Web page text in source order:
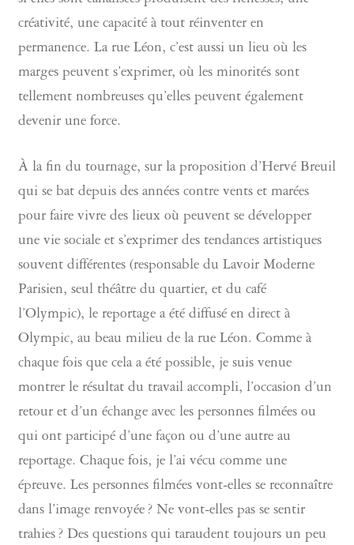
créativité, une capacité à tout réinventer en
permanence. La rue Léon, c’est aussi un lieu où les
marges peuvent s’exprimer, où les minorités sont
tellement nombreuses qu’elles peuvent également
devenir une force.
À la fin du tournage, sur la proposition d’Hervé Breuil
qui se bat depuis des années contre vents et marées
pour faire vivre des lieux où peuvent se développer
une vie sociale et s’exprimer des tendances artistiques
souvent différentes (responsable du Lavoir Moderne
Parisien, seul théâtre du quartier, et du café
l’Olympic), le reportage a été diffusé en direct à
Olympic, au beau milieu de la rue Léon. Comme à
chaque fois que cela a été possible, je suis venue
montrer le résultat du travail accompli, l’occasion d’un
retour et d’un échange avec les personnes filmées ou
qui ont participé d’une façon ou d’une autre au
reportage. Chaque fois, je l’ai vécu comme une
épreuve. Les personnes filmées vont-elles se reconnaître
dans l’image renvoyée ? Ne vont-elles pas se sentir
trahies ? Des questions qui taraudent toujours un peu